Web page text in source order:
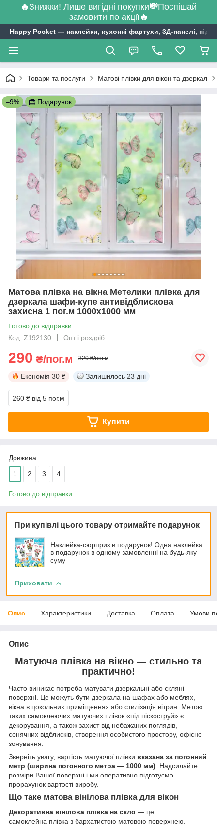
🔥Знижки! Лише вигідні покупки💸Поспішай
замовити по акції🔥
Happy Pocket ― наклейки, кухонні фартухи, 3Д-панелі,
Товари та послуги Матові плівки для вікон та дзеркал
–9% Подарунок
Матова плівка на вікна Метелики плівка для
дзеркала шафи-купе антивідблискова
захисна 1 пог.м 1000х1000 мм
Готово до відправки
Код: Z192130
Опт і роздріб
290 ₴/пог.м 320 ₴/пог.м
Економія 30 ₴ Залишилось 23 дні
260 ₴ від 5 пог.м
Купити
Довжина:
1 2 3 4
Готово до відправки
При купівлі цього товару отримайте подарунок
Наклейка-сюрприз в подарунок! Одна наклейка
в подарунок в одному замовленні на будь-яку
суму
Приховати
Опис Характеристики Доставка Оплата Умови
Опис
Матуюча плівка на вікно — стильно та
практично!
Часто виникає потреба матувати дзеркальні або скляні
поверхні. Це можуть бути дзеркала на шафах або меблях,
вікна в цокольних приміщеннях або стилізація вітрин. Метою
таких самоклеючих матуючих плівок «під піскоструй» є
декорування, а також захист від небажаних поглядів,
сонячних відблисків, створення особистого простору, офісне
зонування.
Зверніть увагу, вартість матуючої плівки вказана за погонний
метр (ширина погонного метра — 1000 мм). Надсилайте
розміри Вашої поверхні і ми оперативно підготуємо
прорахунок вартості виробу.
Що таке матова вінілова плівка для вікон
Декоративна вінілова плівка на скло — це
самоклейна плівка з бархатистою матовою поверхнею.